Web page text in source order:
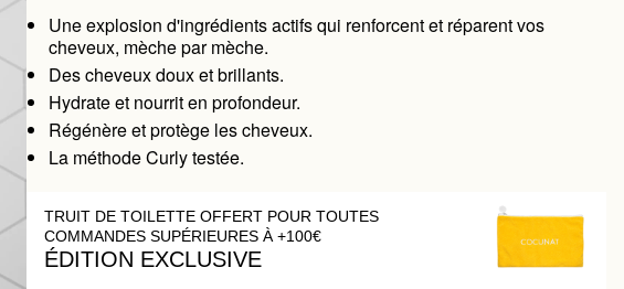
Une explosion d'ingrédients actifs qui renforcent et réparent vos
cheveux, mèche par mèche.
Des cheveux doux et brillants.
Hydrate et nourrit en profondeur.
Régénère et protège les cheveux.
La méthode Curly testée.
TRUIT DE TOILETTE OFFERT POUR TOUTES
COMMANDES SUPÉRIEURES À +100€
ÉDITION EXCLUSIVE